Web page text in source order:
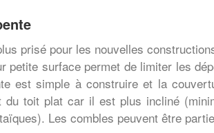
prisé pour les nouvelles
petite surface permet de limiter les
est simple à construire et la
du toit plat car il est plus incliné
Les combles peuvent être